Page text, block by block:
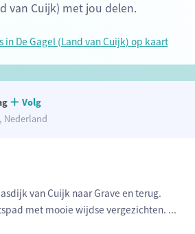
van Cuijk) met jou delen.
in De Gagel (Land van Cuijk) op kaart
Volg
Nederland
van Cuijk naar Grave en terug.
met mooie wijdse vergezichten. ...